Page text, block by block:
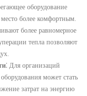
оборудование
более комфортным.
более равномерное
тепла позволяют
⁚ Для организаций
может стать
затрат на энергию